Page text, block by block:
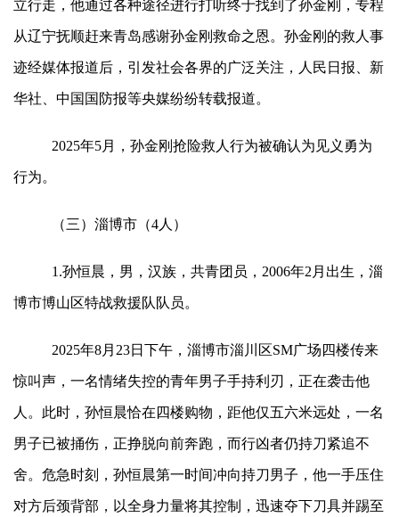
立行走，他通过各种途径进行打听终于找到了孙金刚，专程
从辽宁抚顺赶来青岛感谢孙金刚救命之恩。孙金刚的救人事
迹经媒体报道后，引发社会各界的广泛关注，人民日报、新
华社、中国国防报等央媒纷纷转载报道。
2025年5月，孙金刚抢险救人行为被确认为见义勇为
行为。
（三）淄博市（4人）
1.孙恒晨，男，汉族，共青团员，2006年2月出生，淄
博市博山区特战救援队队员。
2025年8月23日下午，淄博市淄川区SM广场四楼传来
惊叫声，一名情绪失控的青年男子手持利刃，正在袭击他
人。此时，孙恒晨恰在四楼购物，距他仅五六米远处，一名
男子已被捅伤，正挣脱向前奔跑，而行凶者仍持刀紧追不
舍。危急时刻，孙恒晨第一时间冲向持刀男子，他一手压住
对方后颈背部，以全身力量将其控制，迅速夺下刀具并踢至